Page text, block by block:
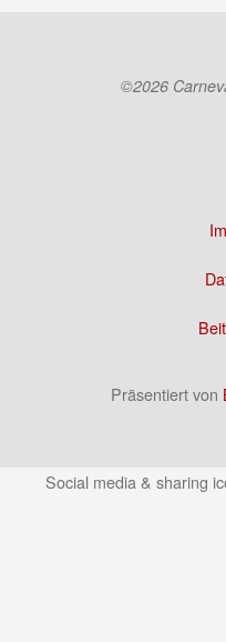
©2026
Präsentiert von
Social media & sharing